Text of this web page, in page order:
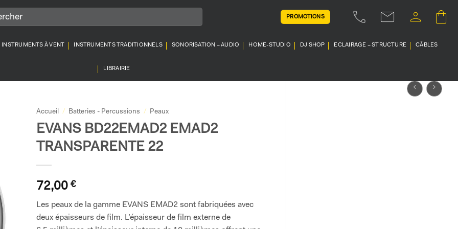
PROMOTIONS
INSTRUMENTS À VENT INSTRUMENTS TRADITIONNELS SONORISATION – AUDIO HOME-STUDIO DJ SHOP ECLAIRAGE – STRUCTURE CÂBLES
LIBRAIRIE
Accueil / Batteries - Percussions / Peaux
EVANS BD22EMAD2 EMAD2
TRANSPARENTE 22
72,00 €
Les peaux de la gamme EVANS EMAD2 sont fabriquées avec
deux épaisseurs de film. L’épaisseur de film externe de